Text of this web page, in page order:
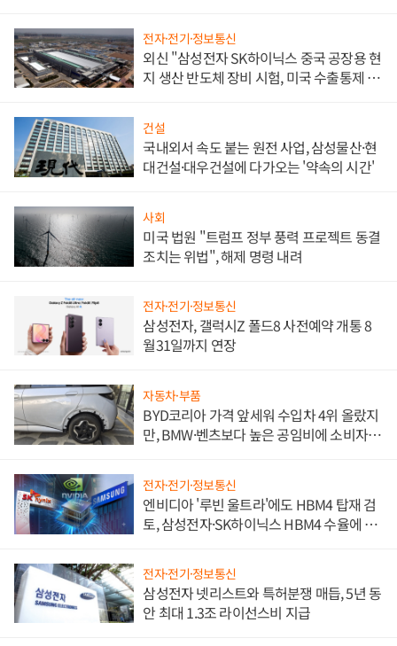
전자·전기·정보통신
외신 "삼성전자 SK하이닉스 중국 공장용 현
지 생산 반도체 장비 시험, 미국 수출통제 대
건설
국내외서 속도 붙는 원전 사업, 삼성물산·현
대건설·대우건설에 다가오는 '약속의 시간'
사회
미국 법원 "트럼프 정부 풍력 프로젝트 동결
조치는 위법", 해제 명령 내려
전자·전기·정보통신
삼성전자, 갤럭시Z 폴드8 사전예약 개통 8
월31일까지 연장
자동차·부품
BYD코리아 가격 앞세워 수입차 4위 올랐지
만, BMW·벤츠보다 높은 공임비에 소비자
전자·전기·정보통신
엔비디아 '루빈 울트라'에도 HBM4 탑재 검
토, 삼성전자·SK하이닉스 HBM4 수율에 주
전자·전기·정보통신
삼성전자 넷리스트와 특허분쟁 매듭, 5년 동
안 최대 1.3조 라이선스비 지급